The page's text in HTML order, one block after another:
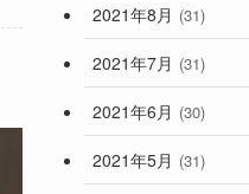
2021年8月 (31)
2021年7月 (31)
2021年6月 (30)
2021年5月 (31)